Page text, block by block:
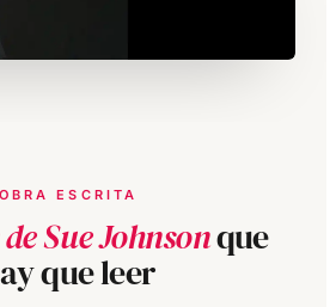
OBRA ESCRITA
Sue Johnsonque
que leer